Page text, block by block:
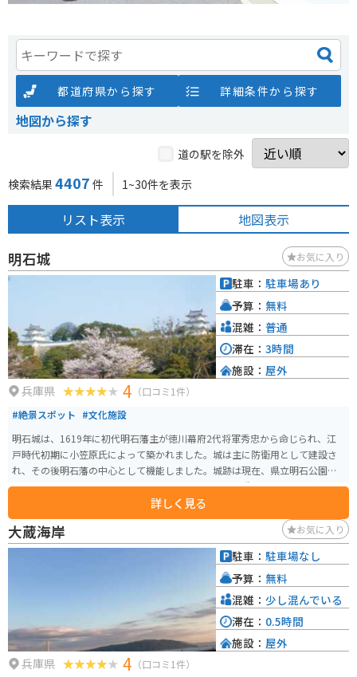
都道府県から探す 詳細条件から探す
地図から探す
道の駅を除外
検索結果 4407 件 1~30件を表示
リスト表示 地図表示
明石城 お気に入り
兵庫県 4 （口コミ1件）
#絶景スポット #文化施設
明石城は、1619年に初代明石藩主が徳川幕府2代将軍秀忠から命じられ、江
戸時代初期に小笠原氏によって築かれました。城は主に防衛用として建設さ
れ、その後明石藩の中心として機能しました。城跡は現在、県立明石公園の
一部となっており、公園内には城の石垣や堀、そして重要文化財に指定され
ている巽櫓（たつみやぐら）と坤櫓（ひつじさるやぐら）が保存されていま
す。これらの櫓は日本に12基しか現存していない三重櫓のうちのふたつで、
とても貴重なものとなっています。2004年には城跡（明石公園の一部）が国
の史跡に指定され、2006年には、日本城郭協会による「日本100名城」に選
詳しく見る
駐車： 駐車場あり
予算： 無料
混雑： 普通
滞在： 3時間
施設： 屋外
大蔵海岸 お気に入り
兵庫県 4 （口コミ1件）
駐車： 駐車場なし
予算： 無料
混雑： 少し混んでいる
滞在： 0.5時間
施設： 屋外